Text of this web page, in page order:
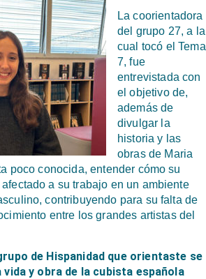
La coorientadora
del grupo 27, a la
cual tocó el Tema
7, fue
entrevistada con
el objetivo de,
además de
divulgar la
historia y las
obras de Maria
poco conocida, entender cómo su
a su trabajo en un ambiente
contribuyendo para su falta de
entre los grandes artistas del
de Hispanidad que orientaste se
y obra de la cubista española